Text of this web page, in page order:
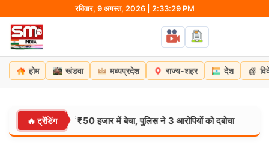
content
रविवार, 9 अगस्त, 2026 | 2:33:30 PM
होम खंडवा मध्यप्रदेश राज्य-शहर देश
🔥 ट्रेंडिंग
को MP में ₹50 हजार में बेचा, पुलिस ने 3 आरोपियों को दबोचा छत्तीसगढ़: